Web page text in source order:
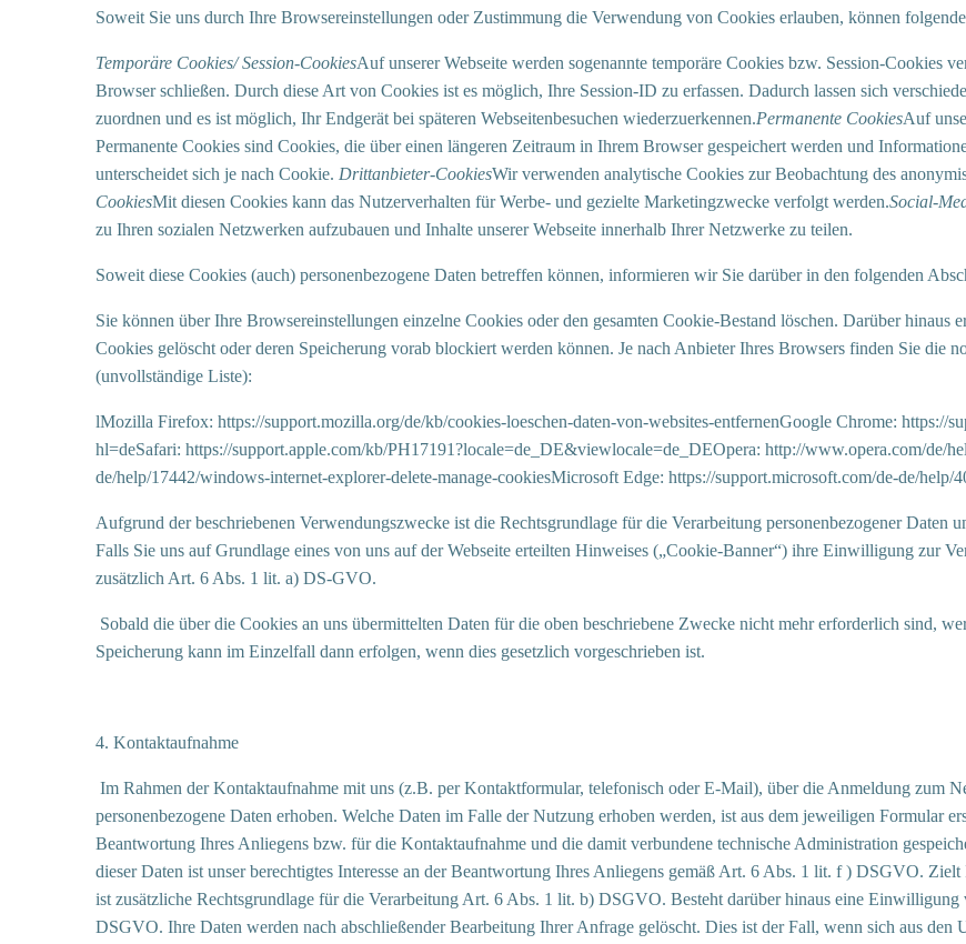
Soweit Sie uns durch Ihre Browsereinstellungen oder Zustimmung die Verwendung von Cookies erlauben, können
Temporäre Cookies/ Session-CookiesAuf unserer Webseite werden sogenannte temporäre Cookies bzw. Session-Cookies
Browser schließen. Durch diese Art von Cookies ist es möglich, Ihre Session-ID zu erfassen. Dadurch lassen sich
zuordnen und es ist möglich, Ihr Endgerät bei späteren Webseitenbesuchen wiederzuerkennen.Permanente CookiesAuf
Permanente Cookies sind Cookies, die über einen längeren Zeitraum in Ihrem Browser gespeichert werden und
unterscheidet sich je nach Cookie. Drittanbieter-CookiesWir verwenden analytische Cookies zur Beobachtung des
CookiesMit diesen Cookies kann das Nutzerverhalten für Werbe- und gezielte Marketingzwecke verfolgt werden.Social-
zu Ihren sozialen Netzwerken aufzubauen und Inhalte unserer Webseite innerhalb Ihrer Netzwerke zu teilen.
Soweit diese Cookies (auch) personenbezogene Daten betreffen können, informieren wir Sie darüber in den folgenden
Sie können über Ihre Browsereinstellungen einzelne Cookies oder den gesamten Cookie-Bestand löschen. Darüber
Cookies gelöscht oder deren Speicherung vorab blockiert werden können. Je nach Anbieter Ihres Browsers finden Sie die
(unvollständige Liste):
lMozilla Firefox: https://support.mozilla.org/de/kb/cookies-loeschen-daten-von-websites-entfernenGoogle Chrome: https://
hl=deSafari: https://support.apple.com/kb/PH17191?locale=de_DE&viewlocale=de_DEOpera: http://www.opera.com/de/
de/help/17442/windows-internet-explorer-delete-manage-cookiesMicrosoft Edge: https://support.microsoft.com/de-de/help/
Aufgrund der beschriebenen Verwendungszwecke ist die Rechtsgrundlage für die Verarbeitung personenbezogener
Falls Sie uns auf Grundlage eines von uns auf der Webseite erteilten Hinweises („Cookie-Banner“) ihre Einwilligung zur
zusätzlich Art. 6 Abs. 1 lit. a) DS-GVO.
Sobald die über die Cookies an uns übermittelten Daten für die oben beschriebene Zwecke nicht mehr erforderlich sind,
Speicherung kann im Einzelfall dann erfolgen, wenn dies gesetzlich vorgeschrieben ist.
4. Kontaktaufnahme
Im Rahmen der Kontaktaufnahme mit uns (z.B. per Kontaktformular, telefonisch oder E-Mail), über die Anmeldung zum
personenbezogene Daten erhoben. Welche Daten im Falle der Nutzung erhoben werden, ist aus dem jeweiligen Formular
Beantwortung Ihres Anliegens bzw. für die Kontaktaufnahme und die damit verbundene technische Administration
dieser Daten ist unser berechtigtes Interesse an der Beantwortung Ihres Anliegens gemäß Art. 6 Abs. 1 lit. f ) DSGVO.
ist zusätzliche Rechtsgrundlage für die Verarbeitung Art. 6 Abs. 1 lit. b) DSGVO. Besteht darüber hinaus eine
DSGVO. Ihre Daten werden nach abschließender Bearbeitung Ihrer Anfrage gelöscht. Dies ist der Fall, wenn sich aus den